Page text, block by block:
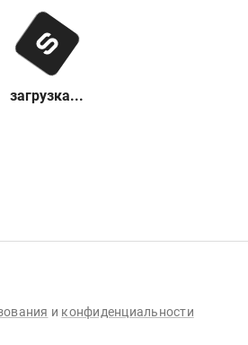
загрузка...
и конфиденциальности